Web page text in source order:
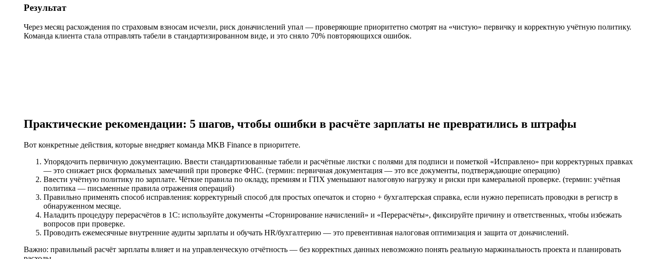
Результат
Через месяц расхождения по страховым взносам исчезли, риск доначислений упал — проверяющие приоритетно смотрят на «чистую» первичку и корректную учётную политику.
Команда клиента стала отправлять табели в стандартизированном виде, и это сняло 70% повторяющихся ошибок.
Практические рекомендации: 5 шагов, чтобы ошибки в расчёте зарплаты не превратились в штрафы
Вот конкретные действия, которые внедряет команда MKB Finance в приоритете.
Упорядочить первичную документацию. Ввести стандартизованные табели и расчётные листки с полями для подписи и пометкой «Исправлено» при корректурных правках
— это снижает риск формальных замечаний при проверке ФНС. (термин: первичная документация — это все документы, подтверждающие операцию)
Ввести учётную политику по зарплате. Чёткие правила по окладу, премиям и ГПХ уменьшают налоговую нагрузку и риски при камеральной проверке. (термин: учётная
политика — письменные правила отражения операций)
Правильно применять способ исправления: корректурный способ для простых опечаток и сторно + бухгалтерская справка, если нужно переписать проводки в регистр в
обнаруженном месяце.
Наладить процедуру перерасчётов в 1С: используйте документы «Сторнирование начислений» и «Перерасчёты», фиксируйте причину и ответственных, чтобы избежать
вопросов при проверке.
Проводить ежемесячные внутренние аудиты зарплаты и обучать HR/бухгалтерию — это превентивная налоговая оптимизация и защита от доначислений.
Важно: правильный расчёт зарплаты влияет и на управленческую отчётность — без корректных данных невозможно понять реальную маржинальность проекта и планировать